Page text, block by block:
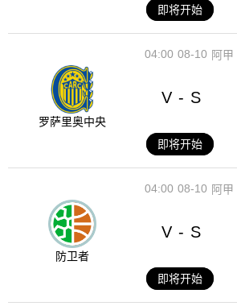
即将开始
08-10
04:00 阿甲
罗萨里奥中央
V - S
即将开始
08-10
04:00 阿甲
防卫者
V - S
即将开始